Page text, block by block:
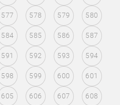
577 578 579 580
584 585 586 587
591 592 593 594
598 599 600 601
605 606 607 608